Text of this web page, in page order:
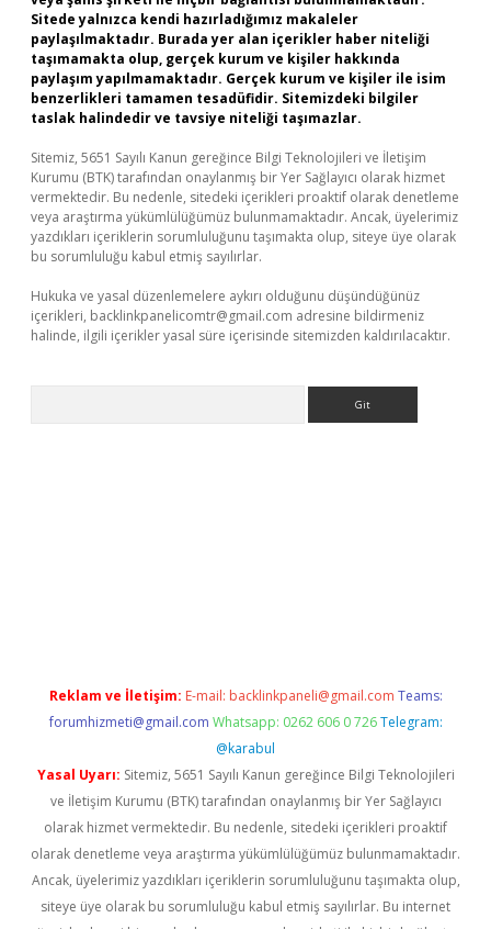
Sitede yalnızca kendi hazırladığımız makaleler
paylaşılmaktadır. Burada yer alan içerikler haber niteliği
taşımamakta olup, gerçek kurum ve kişiler hakkında
paylaşım yapılmamaktadır. Gerçek kurum ve kişiler ile isim
benzerlikleri tamamen tesadüfidir. Sitemizdeki bilgiler
taslak halindedir ve tavsiye niteliği taşımazlar.
Sitemiz, 5651 Sayılı Kanun gereğince Bilgi Teknolojileri ve İletişim
Kurumu (BTK) tarafından onaylanmış bir Yer Sağlayıcı olarak hizmet
vermektedir. Bu nedenle, sitedeki içerikleri proaktif olarak denetleme
veya araştırma yükümlülüğümüz bulunmamaktadır. Ancak, üyelerimiz
yazdıkları içeriklerin sorumluluğunu taşımakta olup, siteye üye olarak
bu sorumluluğu kabul etmiş sayılırlar.
Hukuka ve yasal düzenlemelere aykırı olduğunu düşündüğünüz
içerikleri, backlinkpanelicomtr@gmail.com adresine bildirmeniz
halinde, ilgili içerikler yasal süre içerisinde sitemizden kaldırılacaktır.
Reklam ve İletişim: E-mail: backlinkpaneli@gmail.com Teams:
forumhizmeti@gmail.com Whatsapp: 0262 606 0 726 Telegram:
@karabul
Yasal Uyarı: Sitemiz, 5651 Sayılı Kanun gereğince Bilgi Teknolojileri
ve İletişim Kurumu (BTK) tarafından onaylanmış bir Yer Sağlayıcı
olarak hizmet vermektedir. Bu nedenle, sitedeki içerikleri proaktif
olarak denetleme veya araştırma yükümlülüğümüz bulunmamaktadır.
Ancak, üyelerimiz yazdıkları içeriklerin sorumluluğunu taşımakta olup,
siteye üye olarak bu sorumluluğu kabul etmiş sayılırlar. Bu internet